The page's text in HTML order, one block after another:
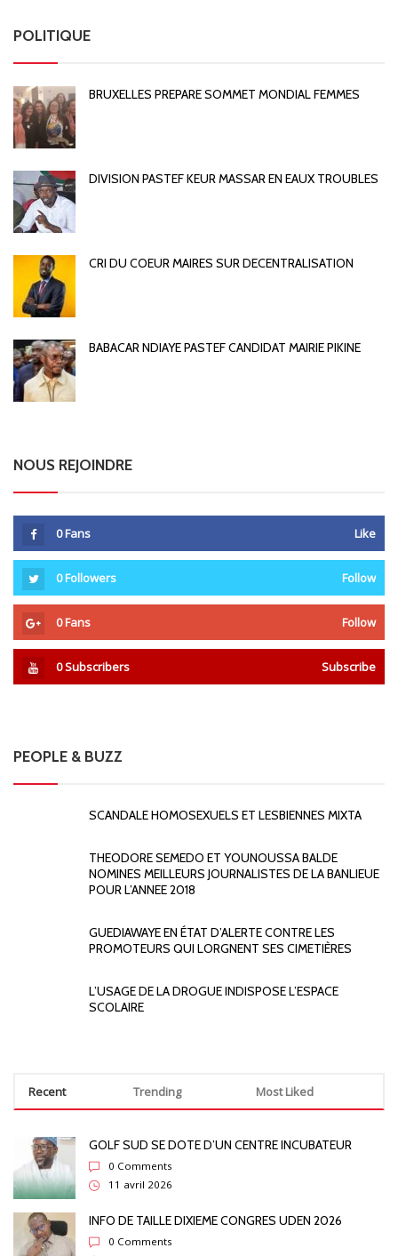
POLITIQUE
BRUXELLES PREPARE SOMMET MONDIAL FEMMES
DIVISION PASTEF KEUR MASSAR EN EAUX TROUBLES
CRI DU COEUR MAIRES SUR DECENTRALISATION
BABACAR NDIAYE PASTEF CANDIDAT MAIRIE PIKINE
NOUS REJOINDRE
0Fans Like
0Followers Follow
0Fans Follow
0Subscribers Subscribe
PEOPLE & BUZZ
SCANDALE HOMOSEXUELS ET LESBIENNES MIXTA
THEODORE SEMEDO ET YOUNOUSSA BALDE
NOMINES MEILLEURS JOURNALISTES DE LA BANLIEUE
POUR L’ANNEE 2018
GUEDIAWAYE EN ÉTAT D’ALERTE CONTRE LES
PROMOTEURS QUI LORGNENT SES CIMETIÈRES
L’USAGE DE LA DROGUE INDISPOSE L’ESPACE
SCOLAIRE
Recent Trending Most Liked
GOLF SUD SE DOTE D’UN CENTRE INCUBATEUR
0 Comments
11 avril 2026
INFO DE TAILLE DIXIEME CONGRES UDEN 2026
0 Comments